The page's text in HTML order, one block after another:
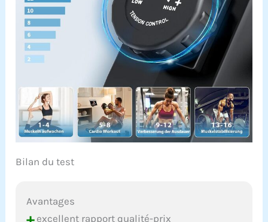
Bilan du test
Avantages
excellent rapport qualité-prix